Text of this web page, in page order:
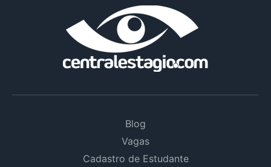
Blog
Vagas
Cadastro de Estudante